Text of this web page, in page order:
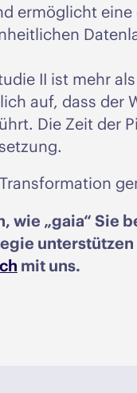
ermöglicht
II ist mehr
auf, dass der
Die Zeit der
wie „gaia“ Sie
mit uns.